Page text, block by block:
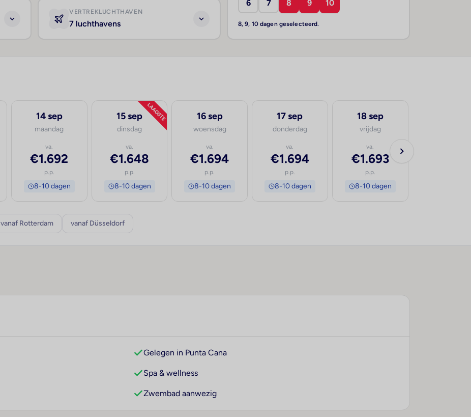
6 7 8 9 10
8, 9, 10 dagen geselecteerd.
VERTREKLUCHTHAVEN
7 luchthavens
14 sep
maandag
va.
€1.692
p.p.
8-10 dagen
LAAGSTE
15 sep
dinsdag
va.
€1.648
p.p.
8-10 dagen
16 sep
woensdag
va.
€1.694
p.p.
8-10 dagen
17 sep
donderdag
va.
€1.694
p.p.
8-10 dagen
18 sep
vrijdag
va.
€1.693
p.p.
8-10 dagen
vanaf Rotterdam vanaf Düsseldorf
Gelegen in Punta Cana
Spa & wellness
Zwembad aanwezig